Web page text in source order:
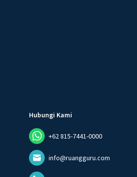
Hubungi Kami
+62 815-7441-0000
info@ruangguru.com